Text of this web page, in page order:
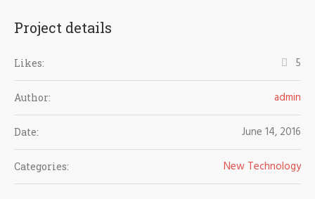
Project details
Likes: 5
Author: admin
Date: June 14, 2016
Categories: New Technology